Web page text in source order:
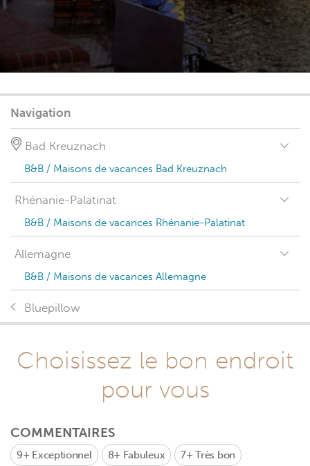
Navigation
Bad Kreuznach
B&B / Maisons de vacances Bad Kreuznach
Rhénanie-Palatinat
B&B / Maisons de vacances Rhénanie-Palatinat
Allemagne
B&B / Maisons de vacances Allemagne
Bluepillow
Choisissez le bon endroit
pour vous
COMMENTAIRES
9+ Exceptionnel 8+ Fabuleux 7+Très bon